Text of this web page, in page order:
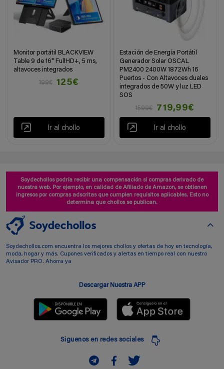
Monitor portátil BLACKVIEW
Table 9 de 16" FullHD+, 5 ms,
altavoces integrados
199€
125€
Ir al chollo
Estación de Energía Portátil
Generador Solar OSCAL
PM2400 2400W 1872Wh 16
Puertos - Con Altavoces duales
integrados de 50W y luz LED
SOS
1599€
719,99€
Ir al chollo
Soydechollos podría recibir una compensación si compras derivado de
nuestra web. Por ejemplo, en calidad de Afiliado de Amazon, se obtienen
ingresos por compras adscritas que cumplen requisitos aplicables. Esto no
determina que chollos se publican.
Soydechollos.com encuentra los mejores chollos y ofertas de hoy en tecnología,
moda, hogar y más. Cupones verificados y alertas en tiempo real con nuestro
Avisador PRO. Ahorra ya
Descargar Nuestra APP
Siguenos en redes sociales